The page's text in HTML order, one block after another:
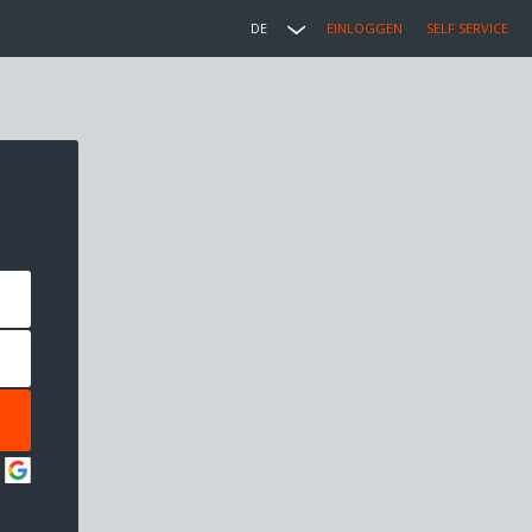
DE EINLOGGEN SELF SERVICE